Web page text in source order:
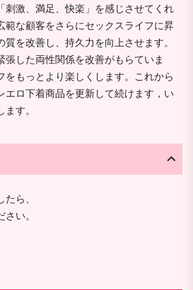
刺激、満足、快楽」を感じさせてくれ
範な顧客をさらにセックスライフに昇
を改善し、持久力を向上させます。
張した両性関係を改善がもらていま
をもっとより楽しくします。これから
エロ下着商品を更新して続けます，い
す。
ら、
い。